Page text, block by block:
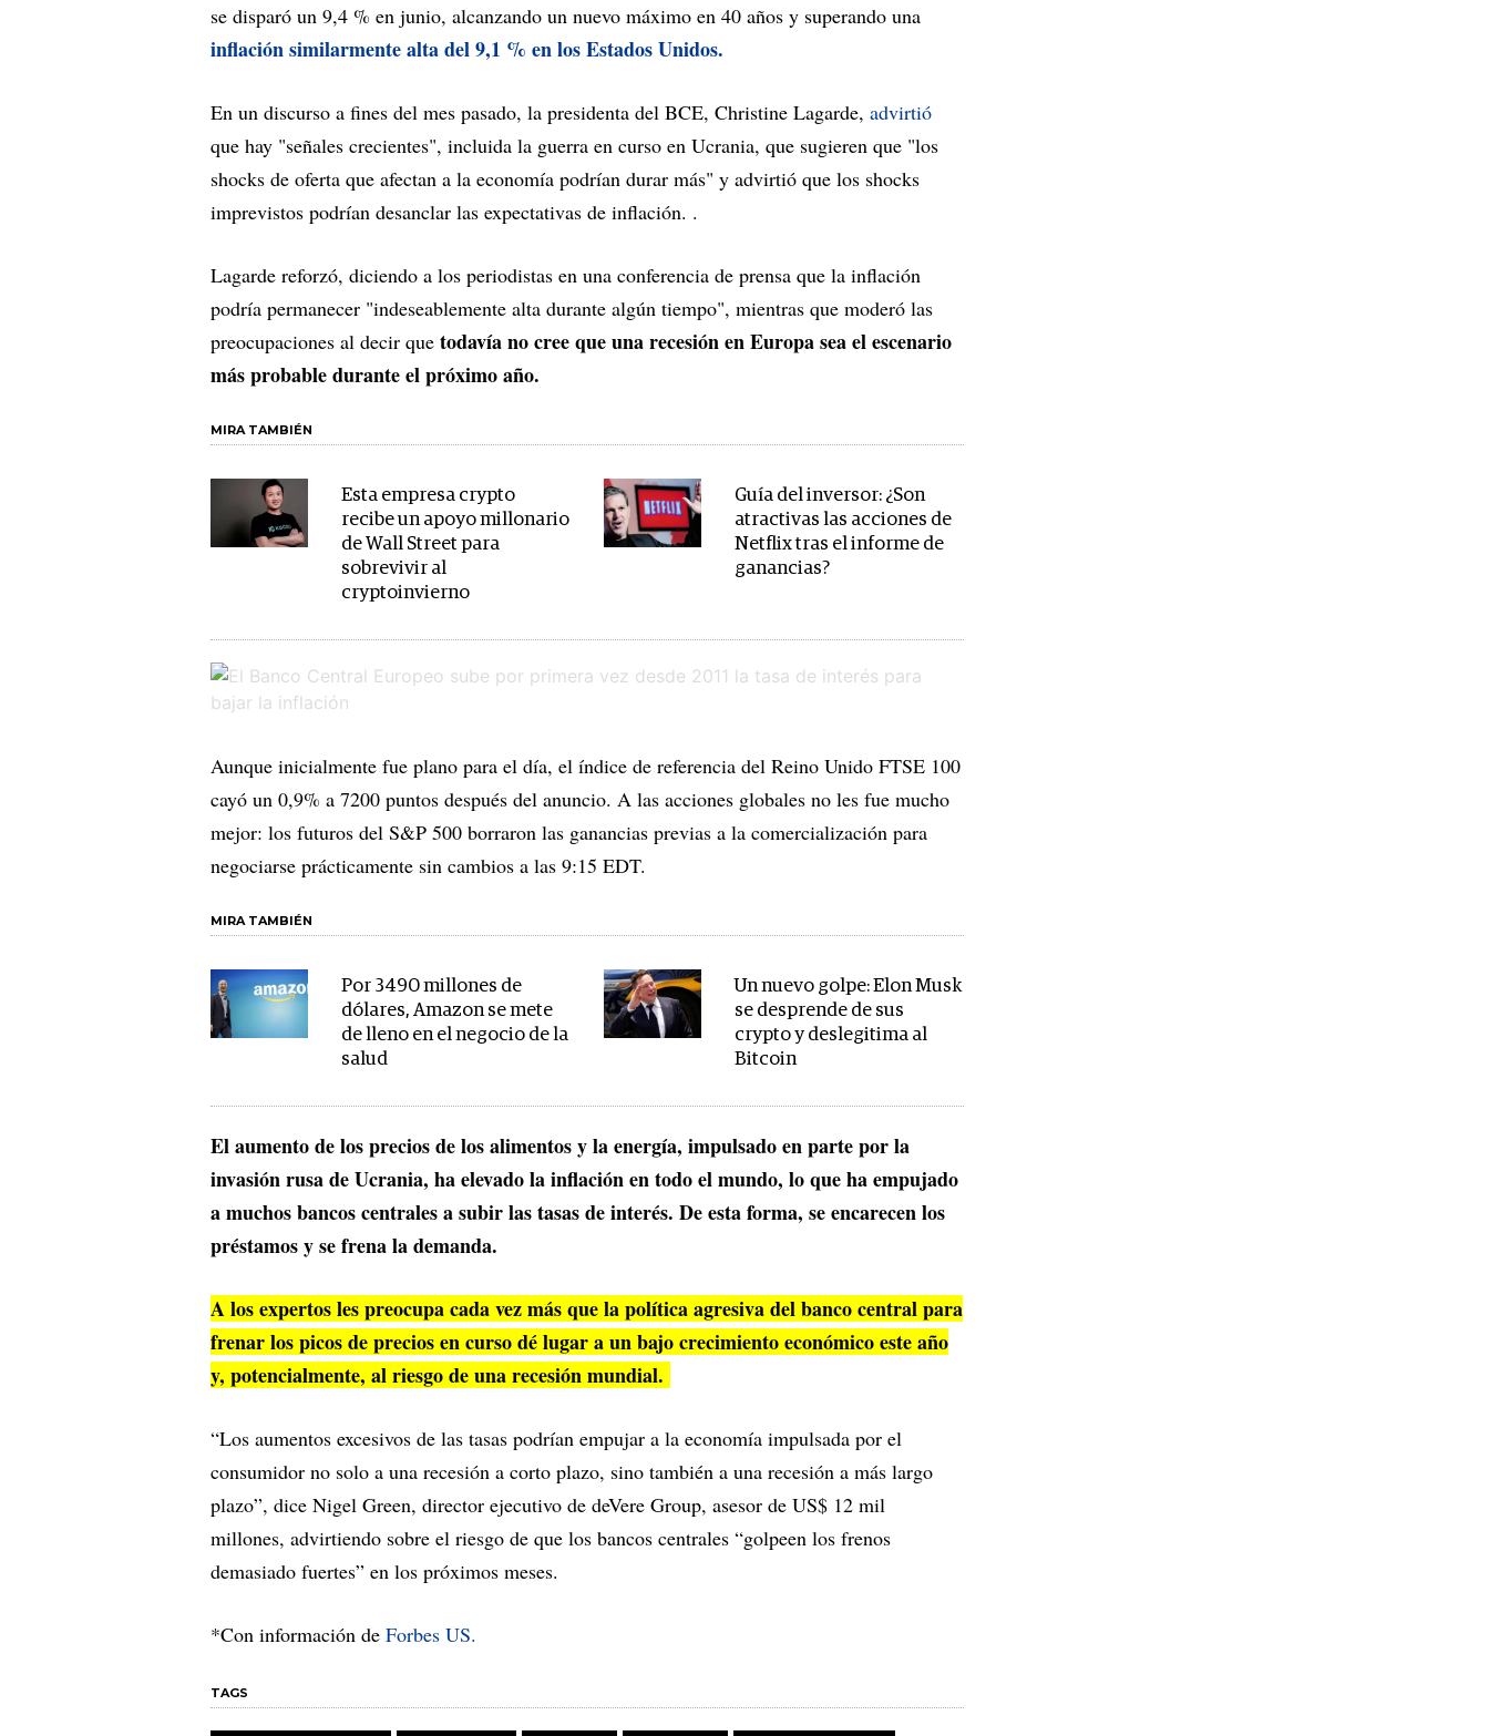
se disparó un 9,4 % en junio, alcanzando un nuevo máximo en 40 años y superando una
inflación similarmente alta del 9,1 % en los Estados Unidos.
En un discurso a fines del mes pasado, la presidenta del BCE, Christine Lagarde, advirtió
que hay "señales crecientes", incluida la guerra en curso en Ucrania, que sugieren que "los
shocks de oferta que afectan a la economía podrían durar más" y advirtió que los shocks
imprevistos podrían desanclar las expectativas de inflación. .
Lagarde reforzó, diciendo a los periodistas en una conferencia de prensa que la inflación
podría permanecer "indeseablemente alta durante algún tiempo", mientras que moderó las
preocupaciones al decir que todavía no cree que una recesión en Europa sea el escenario
más probable durante el próximo año.
MIRA TAMBIÉN
Esta empresa crypto
recibe un apoyo millonario
de Wall Street para
sobrevivir al
cryptoinvierno
Guía del inversor: ¿Son
atractivas las acciones de
Netflix tras el informe de
ganancias?
Aunque inicialmente fue plano para el día, el índice de referencia del Reino Unido FTSE 100
cayó un 0,9% a 7200 puntos después del anuncio. A las acciones globales no les fue mucho
mejor: los futuros del S&P 500 borraron las ganancias previas a la comercialización para
negociarse prácticamente sin cambios a las 9:15 EDT.
MIRA TAMBIÉN
Por 3490 millones de
dólares, Amazon se mete
de lleno en el negocio de la
salud
Un nuevo golpe: Elon Musk
se desprende de sus
crypto y deslegitima al
Bitcoin
El aumento de los precios de los alimentos y la energía, impulsado en parte por la
invasión rusa de Ucrania, ha elevado la inflación en todo el mundo, lo que ha empujado
a muchos bancos centrales a subir las tasas de interés. De esta forma, se encarecen los
préstamos y se frena la demanda.
A los expertos les preocupa cada vez más que la política agresiva del banco central para
frenar los picos de precios en curso dé lugar a un bajo crecimiento económico este año
y, potencialmente, al riesgo de una recesión mundial.
“Los aumentos excesivos de las tasas podrían empujar a la economía impulsada por el
consumidor no solo a una recesión a corto plazo, sino también a una recesión a más largo
plazo”, dice Nigel Green, director ejecutivo de deVere Group, asesor de US$ 12 mil
millones, advirtiendo sobre el riesgo de que los bancos centrales “golpeen los frenos
demasiado fuertes” en los próximos meses.
*Con información de Forbes US.
TAGS